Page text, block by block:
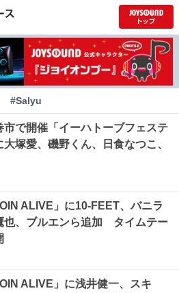
#Salyu
市で開催「イーハトーブフェステ
大塚愛、磯野くん、日食なつこ、
ALIVE」に10-FEET、バニラ
也、ブルエンら追加 タイムテー
ALIVE」に浅井健一、スキ